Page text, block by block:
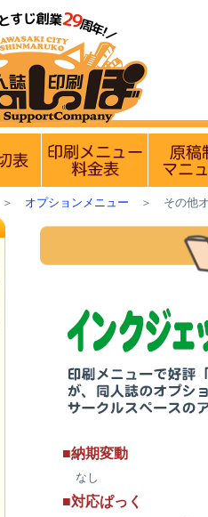
休業日のお知らせ】
オプションメニュー ＞ その他
■納期変動
なし
■対応ぱっく